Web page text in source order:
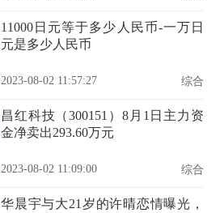
11000日元等于多少人民币-一万日
元是多少人民币
2023-08-02 11:57:27 综合
昌红科技（300151）8月1日主力资
金净卖出293.60万元
2023-08-02 11:09:00 综合
华晨宇与大21岁的许晴恋情曝光，